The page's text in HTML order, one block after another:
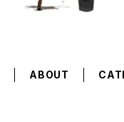
ABOUT